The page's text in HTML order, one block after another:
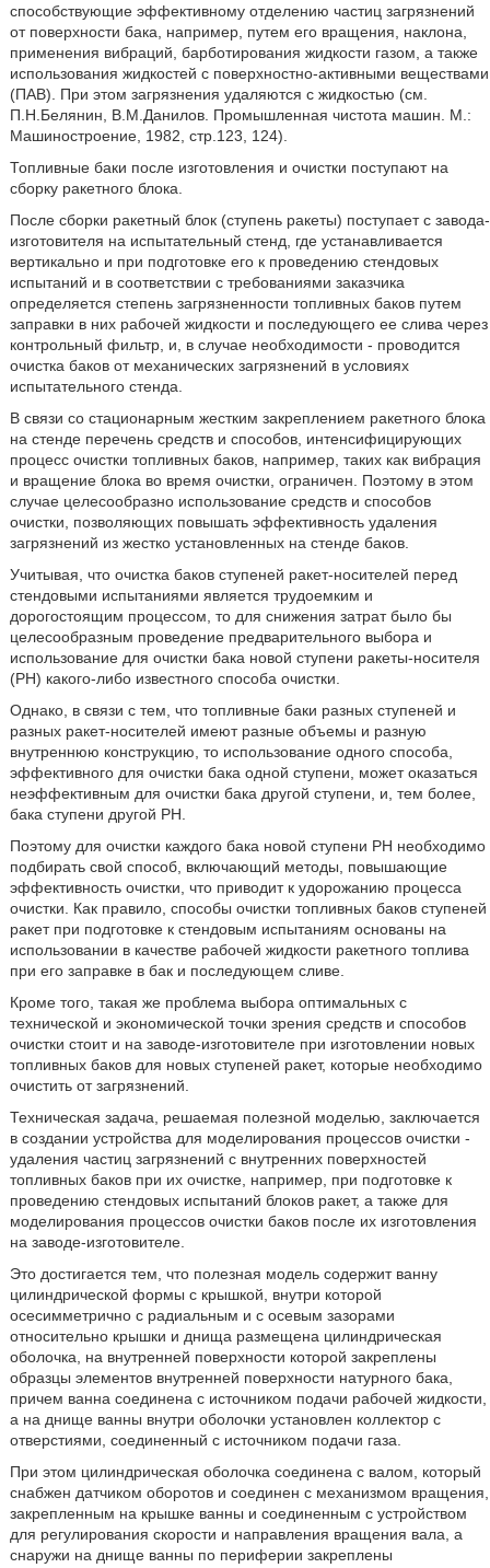
способствующие эффективному отделению частиц загрязнений
от поверхности бака, например, путем его вращения, наклона,
применения вибраций, барботирования жидкости газом, а также
использования жидкостей с поверхностно-активными веществами
(ПАВ). При этом загрязнения удаляются с жидкостью (см.
П.Н.Белянин, В.М.Данилов. Промышленная чистота машин. М.:
Машиностроение, 1982, стр.123, 124).
Топливные баки после изготовления и очистки поступают на
сборку ракетного блока.
После сборки ракетный блок (ступень ракеты) поступает с завода-
изготовителя на испытательный стенд, где устанавливается
вертикально и при подготовке его к проведению стендовых
испытаний и в соответствии с требованиями заказчика
определяется степень загрязненности топливных баков путем
заправки в них рабочей жидкости и последующего ее слива через
контрольный фильтр, и, в случае необходимости - проводится
очистка баков от механических загрязнений в условиях
испытательного стенда.
В связи со стационарным жестким закреплением ракетного блока
на стенде перечень средств и способов, интенсифицирующих
процесс очистки топливных баков, например, таких как вибрация
и вращение блока во время очистки, ограничен. Поэтому в этом
случае целесообразно использование средств и способов
очистки, позволяющих повышать эффективность удаления
загрязнений из жестко установленных на стенде баков.
Учитывая, что очистка баков ступеней ракет-носителей перед
стендовыми испытаниями является трудоемким и
дорогостоящим процессом, то для снижения затрат было бы
целесообразным проведение предварительного выбора и
использование для очистки бака новой ступени ракеты-носителя
(РН) какого-либо известного способа очистки.
Однако, в связи с тем, что топливные баки разных ступеней и
разных ракет-носителей имеют разные объемы и разную
внутреннюю конструкцию, то использование одного способа,
эффективного для очистки бака одной ступени, может оказаться
неэффективным для очистки бака другой ступени, и, тем более,
бака ступени другой РН.
Поэтому для очистки каждого бака новой ступени РН необходимо
подбирать свой способ, включающий методы, повышающие
эффективность очистки, что приводит к удорожанию процесса
очистки. Как правило, способы очистки топливных баков ступеней
ракет при подготовке к стендовым испытаниям основаны на
использовании в качестве рабочей жидкости ракетного топлива
при его заправке в бак и последующем сливе.
Кроме того, такая же проблема выбора оптимальных с
технической и экономической точки зрения средств и способов
очистки стоит и на заводе-изготовителе при изготовлении новых
топливных баков для новых ступеней ракет, которые необходимо
очистить от загрязнений.
Техническая задача, решаемая полезной моделью, заключается
в создании устройства для моделирования процессов очистки -
удаления частиц загрязнений с внутренних поверхностей
топливных баков при их очистке, например, при подготовке к
проведению стендовых испытаний блоков ракет, а также для
моделирования процессов очистки баков после их изготовления
на заводе-изготовителе.
Это достигается тем, что полезная модель содержит ванну
цилиндрической формы с крышкой, внутри которой
осесимметрично с радиальным и с осевым зазорами
относительно крышки и днища размещена цилиндрическая
оболочка, на внутренней поверхности которой закреплены
образцы элементов внутренней поверхности натурного бака,
причем ванна соединена с источником подачи рабочей жидкости,
а на днище ванны внутри оболочки установлен коллектор с
отверстиями, соединенный с источником подачи газа.
При этом цилиндрическая оболочка соединена с валом, который
снабжен датчиком оборотов и соединен с механизмом вращения,
закрепленным на крышке ванны и соединенным с устройством
для регулирования скорости и направления вращения вала, а
снаружи на днище ванны по периферии закреплены